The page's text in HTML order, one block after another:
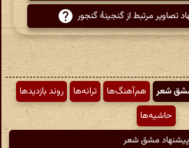
تصاویر مرتبط از گنجینهٔ گنجور
شعر هم‌آهنگ‌ها ترانه‌ها
روند بازدیدها
حاشیه‌ها
پیشنهاد مشق شعر